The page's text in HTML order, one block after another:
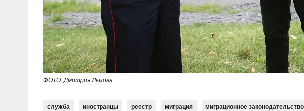
ФОТО: Дмитрия Лыкова
служба иностранцы реестр миграция миграционное законодательство